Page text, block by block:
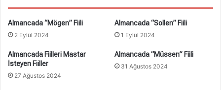
Almancada “Mögen” Fiili
2 Eylül 2024
Almancada “Sollen” Fiili
1 Eylül 2024
Almancada Fiilleri Mastar
İsteyen Fiiller
27 Ağustos 2024
Almancada “Müssen” Fiili
31 Ağustos 2024